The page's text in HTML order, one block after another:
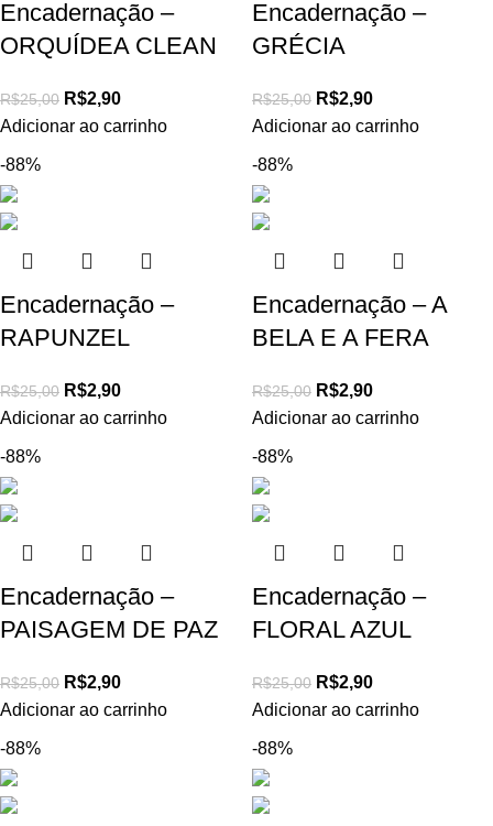
Encadernação –
ORQUÍDEA CLEAN
R$25,00 R$2,90
Adicionar ao carrinho
Encadernação –
GRÉCIA
R$25,00 R$2,90
Adicionar ao carrinho
-88%
Encadernação –
RAPUNZEL
R$25,00 R$2,90
Adicionar ao carrinho
-88%
Encadernação – A
BELA E A FERA
R$25,00 R$2,90
Adicionar ao carrinho
-88%
Encadernação –
PAISAGEM DE PAZ
R$25,00 R$2,90
Adicionar ao carrinho
-88%
Encadernação –
FLORAL AZUL
R$25,00 R$2,90
Adicionar ao carrinho
-88% -88%